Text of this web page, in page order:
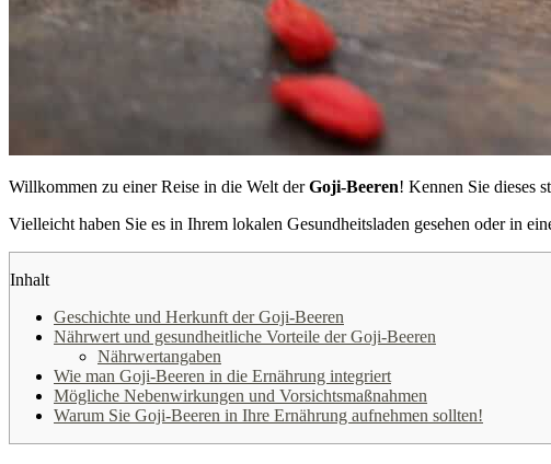
Willkommen zu einer Reise in die Welt derGoji-Beeren! Kennen Sie dieses
Vielleicht haben Sie es in Ihrem lokalen Gesundheitsladen gesehen oder in
Inhalt
Geschichte und Herkunft der Goji-Beeren
Nährwert und gesundheitliche Vorteile der Goji-Beeren
Nährwertangaben
Wie man Goji-Beeren in die Ernährung integriert
Mögliche Nebenwirkungen und Vorsichtsmaßnahmen
Warum Sie Goji-Beeren in Ihre Ernährung aufnehmen sollten!